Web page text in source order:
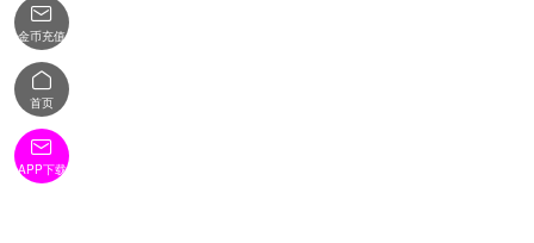

金币充值

首页

APP下载